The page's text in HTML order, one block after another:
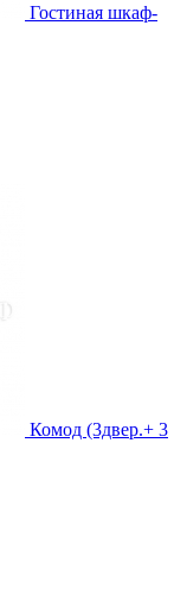
Гостиная шкаф-
Комод (3двер.+ 3